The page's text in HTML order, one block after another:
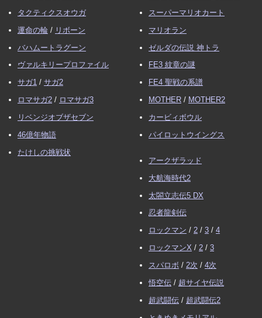
タクティクスオウガ
運命の輪 / リボーン
バハムートラグーン
ヴァルキリープロファイル
サガ1 / サガ2
ロマサガ2 / ロマサガ3
リベンジオブザセブン
46億年物語
たけしの挑戦状
スーパーマリオカート
マリオラン
ゼルダの伝説 神トラ
FE3 紋章の謎
FE4 聖戦の系譜
MOTHER / MOTHER2
カービィボウル
パイロットウイングス
アークザラッド
大航海時代2
太閤立志伝5 DX
忍者龍剣伝
ロックマン / 2 / 3 / 4
ロックマンX / 2 / 3
スパロボ / 2次 / 4次
悟空伝 / 超サイヤ伝説
超武闘伝 / 超武闘伝2